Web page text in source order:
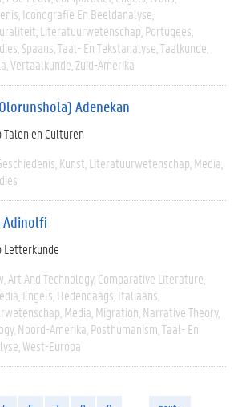
Iconografie En Beeldanalyse
Literatuurwetenschap Portugees
Spaans Taal- En Tekstanalyse Taalkunde
Vertaalkunde Zuid-Amerika
Adenekan
Talen en Culturen
Kunst Literatuurwetenschap Media
Adinolfi
Letterkunde
Art And Technology Comparative Literature
Engels Hedendaags Italiaans
Media Migration Narrative Theory
Noord-Amerika Posthumanism Taal- En
West-Europa